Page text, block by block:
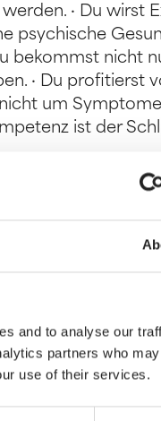
and to analyse our
partners who
use of their services.
· Du wirst
psychische
bekommst nicht
· Du profitierst
um
ist der